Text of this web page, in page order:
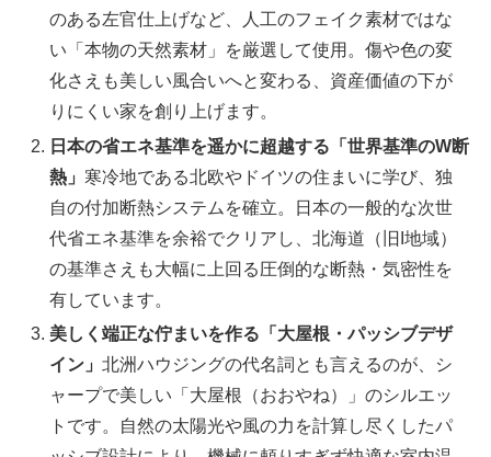
のある左官仕上げなど、人工のフェイク素材ではな
い「本物の天然素材」を厳選して使用。傷や色の変
化さえも美しい風合いへと変わる、資産価値の下が
りにくい家を創り上げます。
日本の省エネ基準を遥かに超越する「世界基準のW断
熱」 寒冷地である北欧やドイツの住まいに学び、独
自の付加断熱システムを確立。日本の一般的な次世
代省エネ基準を余裕でクリアし、北海道（旧I地域）
の基準さえも大幅に上回る圧倒的な断熱・気密性を
有しています。
美しく端正な佇まいを作る「大屋根・パッシブデザ
イン」北洲ハウジングの代名詞とも言えるのが、シ
ャープで美しい「大屋根（おおやね）」のシルエッ
トです。自然の太陽光や風の力を計算し尽くしたパ